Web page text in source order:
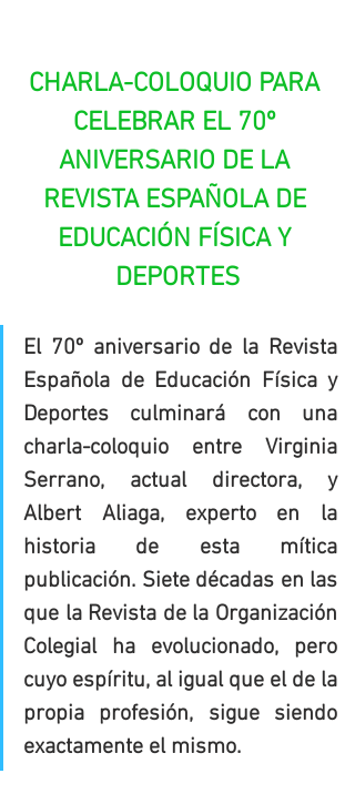
CHARLA-COLOQUIO PARA
CELEBRAR EL 70º
ANIVERSARIO DE LA
REVISTA ESPAÑOLA DE
EDUCACIÓN FÍSICA Y
DEPORTES
El 70º aniversario de la Revista
Española de Educación Física y
Deportes culminará con una
charla-coloquio entre Virginia
Serrano, actual directora, y
Albert Aliaga, experto en la
historia de esta mítica
publicación. Siete décadas en las
que la Revista de la Organización
Colegial ha evolucionado, pero
cuyo espíritu, al igual que el de la
propia profesión, sigue siendo
exactamente el mismo.